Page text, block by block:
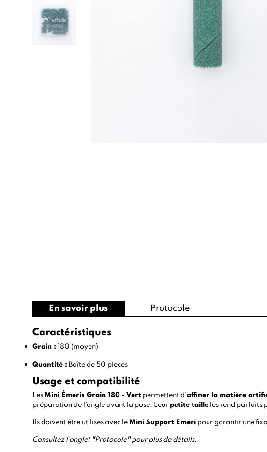
En savoir plus Protocole
Caractéristiques
Grain : 180 (moyen)
Quantité : Boîte de 50 pièces
Usage et compatibilité
Les Mini Émeris Grain 180 - Vert permettent d’affiner la matière
préparation de l’ongle avant la pose. Leur petite taille les rend parfaits
Ils doivent être utilisés avec le Mini Support Emeri pour garantir une
Consultez l’onglet "Protocole"pour plus de détails.